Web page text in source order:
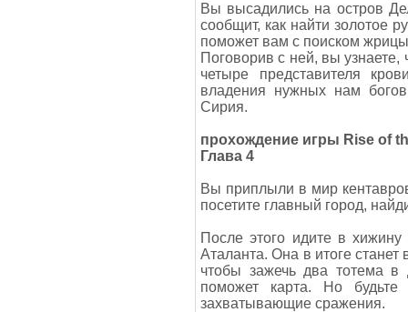
Вы высадились на остров
сообщит, как найти золотое
поможет вам с поиском
Поговорив с ней, вы узнаете,
четыре представителя
владения нужных нам
Сирия.
прохождение игры Rise of
Глава 4
Вы приплыли в мир
посетите главный город,
После этого идите в
Аталанта. Она в итоге
чтобы зажечь два тотема в
поможет карта. Но
захватывающие сражения.